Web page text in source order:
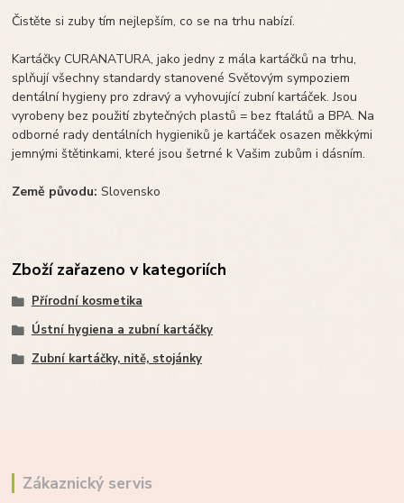
Čistěte si zuby tím nejlepším, co se na trhu nabízí.
Kartáčky CURANATURA, jako jedny z mála kartáčků na trhu,
splňují všechny standardy stanovené Světovým sympoziem
dentální hygieny pro zdravý a vyhovující zubní kartáček. Jsou
vyrobeny bez použití zbytečných plastů = bez ftalátů a BPA. Na
odborné rady dentálních hygieniků je kartáček osazen měkkými
jemnými štětinkami, které jsou šetrné k Vašim zubům i dásním.
Země původu: Slovensko
Zboží zařazeno v kategoriích
Přírodní kosmetika
Ústní hygiena a zubní kartáčky
Zubní kartáčky, nitě, stojánky
Zákaznický servis